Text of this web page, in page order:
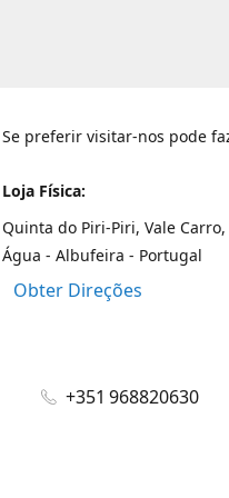
Se preferir visitar-nos pode
Loja Física:
Quinta do Piri-Piri, Vale
Água - Albufeira - Portugal
Obter Direções
+351 968820630